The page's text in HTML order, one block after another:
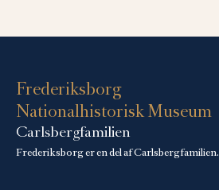
Frederiksborg
Nationalhistorisk Museum
Carlsbergfamilien
Frederiksborg er en del af Carlsbergfamilien.